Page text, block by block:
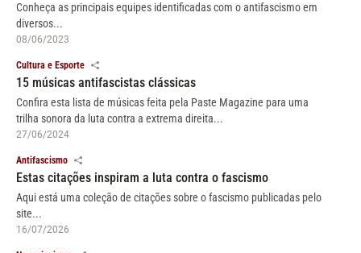
Conheça as principais equipes identificadas com o antifascismo em
diversos...
08/06/2023
Cultura e Esporte
15 músicas antifascistas clássicas
Confira esta lista de músicas feita pela Paste Magazine para uma
trilha sonora da luta contra a extrema direita...
27/06/2024
Antifascismo
Estas citações inspiram a luta contra o fascismo
Aqui está uma coleção de citações sobre o fascismo publicadas pelo
site...
16/07/2026